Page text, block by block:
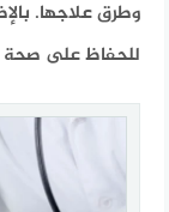
وطرق علاجها.
للحفاظ على صحة